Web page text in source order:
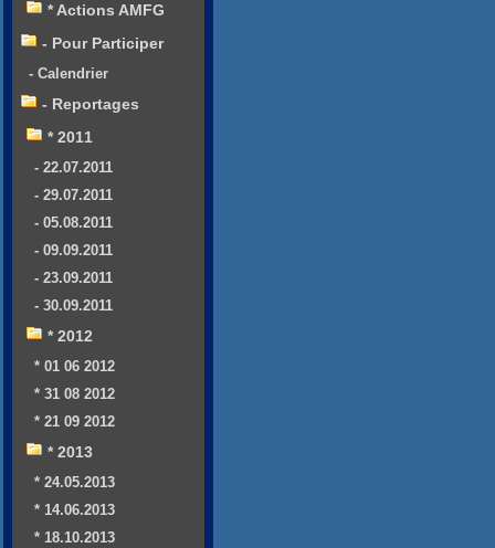
* Actions AMFG
- Pour Participer
- Calendrier
- Reportages
* 2011
- 22.07.2011
- 29.07.2011
- 05.08.2011
- 09.09.2011
- 23.09.2011
- 30.09.2011
* 2012
* 01 06 2012
* 31 08 2012
* 21 09 2012
* 2013
* 24.05.2013
* 14.06.2013
* 18.10.2013